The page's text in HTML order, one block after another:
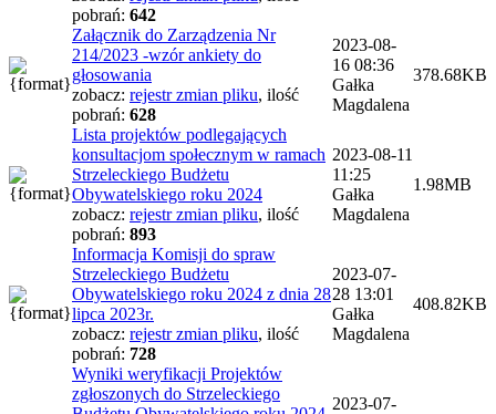
pobrań: 642
Załącznik do Zarządzenia Nr
214/2023 -wzór ankiety do
głosowania
zobacz: rejestr zmian pliku, ilość
pobrań: 628
2023-08-
16 08:36
Gałka
Magdalena
378.68KB
Lista projektów podlegających
konsultacjom społecznym w ramach
Strzeleckiego Budżetu
Obywatelskiego roku 2024
zobacz: rejestr zmian pliku, ilość
pobrań: 893
2023-08-11
11:25
Gałka
Magdalena
1.98MB
Informacja Komisji do spraw
Strzeleckiego Budżetu
Obywatelskiego roku 2024 z dnia 28
lipca 2023r.
zobacz: rejestr zmian pliku, ilość
pobrań: 728
2023-07-
28 13:01
Gałka
Magdalena
408.82KB
Wyniki weryfikacji Projektów
zgłoszonych do Strzeleckiego
2023-07-